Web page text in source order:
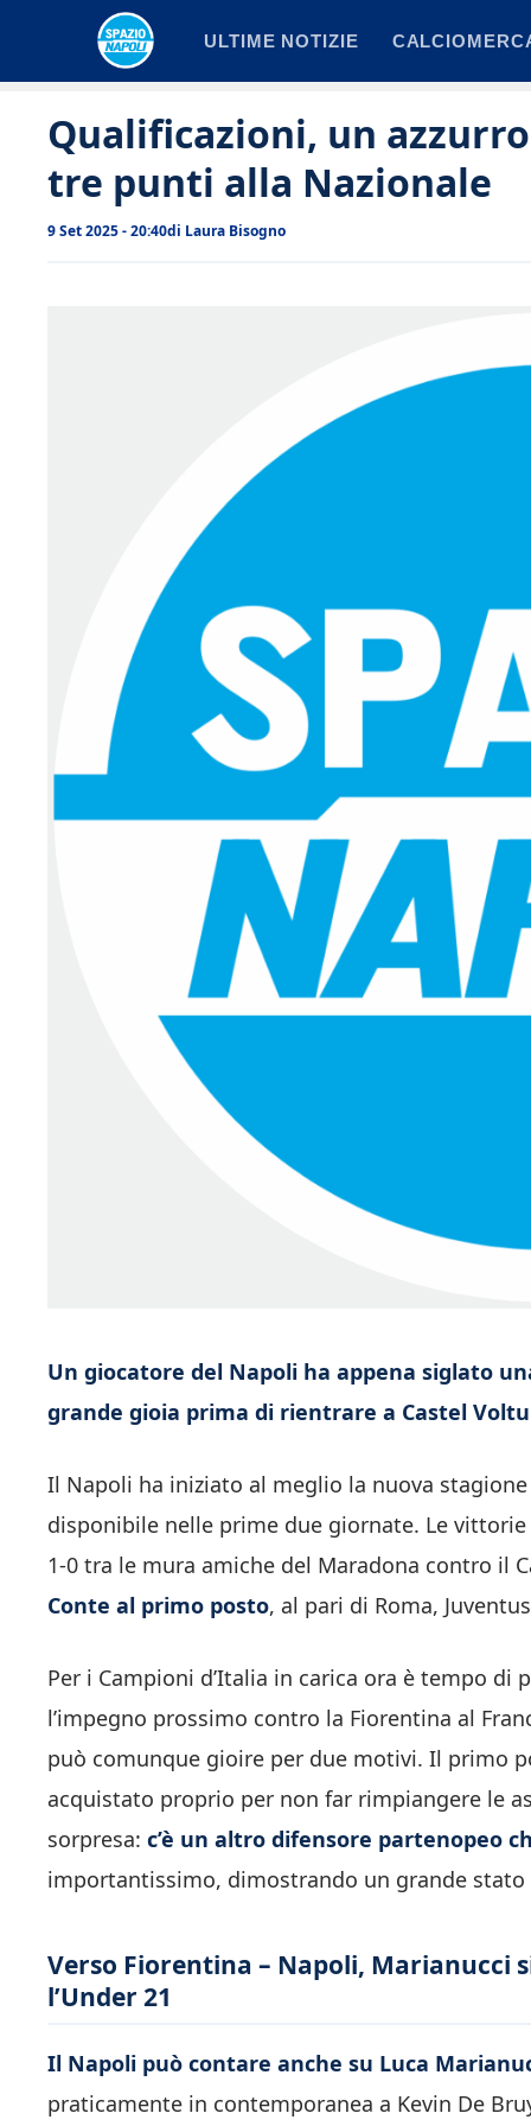
ULTIME NOTIZIE
Qualificazioni, un
tre punti alla Nazionale
9 Set 2025 - 20:40di Laura Bisogno
Un giocatore del Napoli ha appena siglato
grande gioia prima di rientrare a Castel
Il Napoli ha iniziato al meglio la nuova
disponibile nelle prime due giornate. Le
1-0 tra le mura amiche del Maradona contro il
Conte al primo posto, al pari di Roma,
Per i Campioni d’Italia in carica ora è tempo
l’impegno prossimo contro la Fiorentina al
può comunque gioire per due motivi. Il primo
acquistato proprio per non far rimpiangere le
sorpresa: c’è un altro difensore partenopeo
importantissimo, dimostrando un grande
Verso Fiorentina – Napoli, Marianucci
l’Under 21
Il Napoli può contare anche su Luca
praticamente in contemporanea a Kevin De